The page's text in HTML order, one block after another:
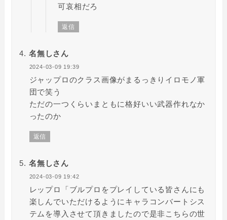
可哀相だろ
返信
名無しさん
2024-03-09 19:39
ジャップロのクラス画像がまるっきりイロモノ軍
団で笑う
ただの一つくらいまともに格好いい武器作れなか
ったのか
返信
名無しさん
2024-03-09 19:42
レップロ「ブルプロをプレイしている皆さんにも
楽しんでいただけるようにキャラコンバートシス
テムを導入させて頂きましたので是非こちらの世